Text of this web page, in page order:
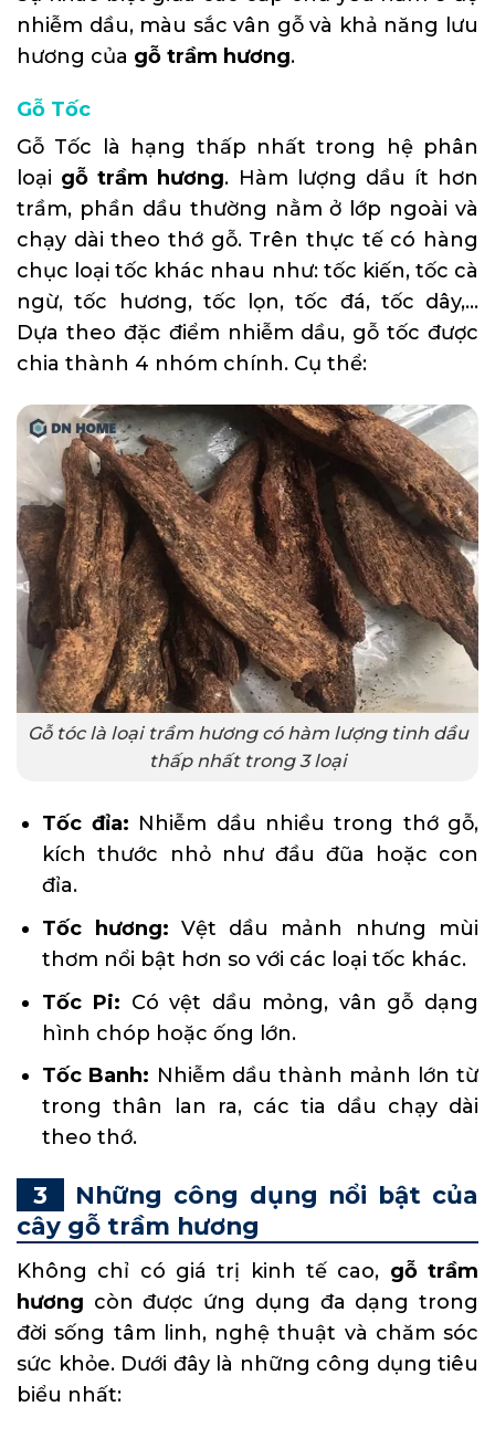
nhiễm dầu, màu sắc vân gỗ và khả năng lưu
hương của gỗ trầm hương.
Gỗ Tốc
Gỗ Tốc là hạng thấp nhất trong hệ phân
loại gỗ trầm hương. Hàm lượng dầu ít hơn
trầm, phần dầu thường nằm ở lớp ngoài và
chạy dài theo thớ gỗ. Trên thực tế có hàng
chục loại tốc khác nhau như: tốc kiến, tốc cà
ngừ, tốc hương, tốc lọn, tốc đá, tốc dây,…
Dựa theo đặc điểm nhiễm dầu, gỗ tốc được
chia thành 4 nhóm chính. Cụ thể:
Gỗ tóc là loại trầm hương có hàm lượng tinh dầu
thấp nhất trong 3 loại
Tốc đỉa: Nhiễm dầu nhiều trong thớ gỗ,
kích thước nhỏ như đầu đũa hoặc con
đỉa.
Tốc hương: Vệt dầu mảnh nhưng mùi
thơm nổi bật hơn so với các loại tốc khác.
Tốc Pi: Có vệt dầu mỏng, vân gỗ dạng
hình chóp hoặc ống lớn.
Tốc Banh: Nhiễm dầu thành mảnh lớn từ
trong thân lan ra, các tia dầu chạy dài
theo thớ.
Những công dụng nổi bật của
cây gỗ trầm hương
Không chỉ có giá trị kinh tế cao, gỗ trầm
hương còn được ứng dụng đa dạng trong
đời sống tâm linh, nghệ thuật và chăm sóc
sức khỏe. Dưới đây là những công dụng tiêu
biểu nhất: